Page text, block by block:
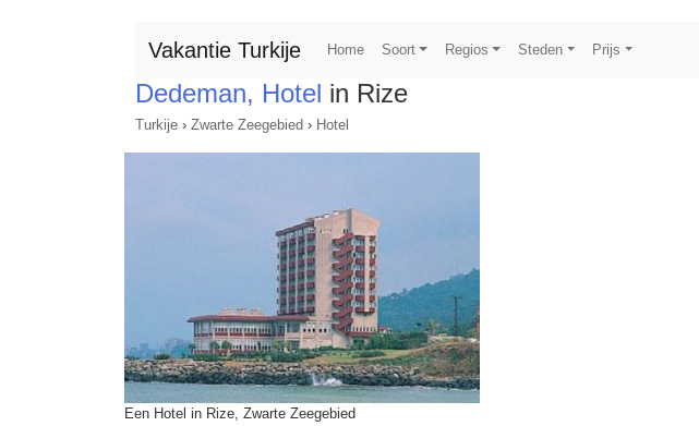
Vakantie Turkije Home Soort Regios Steden Prijs
Dedeman, Hotel in Rize
Turkije › Zwarte Zeegebied › Hotel
Een Hotel in Rize, Zwarte Zeegebied